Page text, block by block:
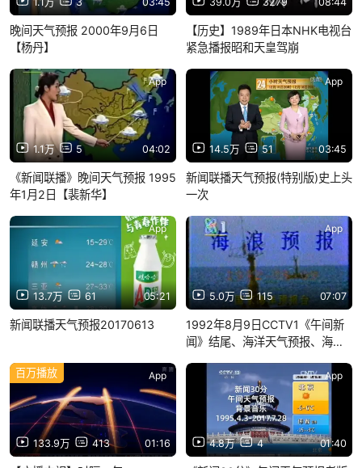
晚间天气预报 2000年9月6日
【杨丹】
【历史】1989年日本NHK电视台
紧急播报昭和天皇驾崩
1.1万 5 04:02
App
《新闻联播》晚间天气预报 1995
年1月2日【裴新华】
14.5万 51 03:45
App
新闻联播天气预报(特别版)史上头
一次
13.7万 61 05:21
App
新闻联播天气预报20170613
5.0万 115 07:07
App
1992年8月9日CCTV1《午间新
闻》结尾、海洋天气预报、海浪
133.9万 413 01:16
百万播放 App
4.8万 4 01:40
App